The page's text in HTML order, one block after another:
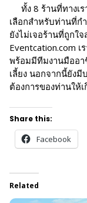
ทั้ง 8 ร้านที่ทางเร
เลือกสำหรับท่านที่ก
ยังไม่เจอร้านที่ถูกใ
Eventcation.com
พร้อมมีทีมงานมืออ
เลี้ยง นอกจากนี้ยัง
ต้องการของท่านให้
Share this:
Facebook
Related